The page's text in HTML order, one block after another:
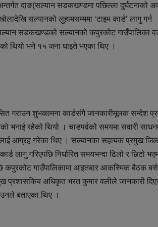
अन्तर्गत दाङ(सल्यान सडकखण्डमा पछिल्ला दुर्घटनाको
सल्यानको लुहामसम्ममा ‘टाइम कार्ड’ लागु गर्न
सडकखण्डको सल्यानको कपुरकोट गाउँपालिका
थियो भने १५ जना घाइते भएका थिए ।
गराउन शुभकामना कार्डसंगै जानकारीमूलक सन्देश
भनाई रहेको थियो । चाडपर्वको समयमा सवारी
आग्रह गरेका थिए । सल्यानका सहायक प्रमुख
लागु गरिएपछि निर्धारित समयभन्दा ढिलो र छिटो
कपुरकोट गाउँपालिकामा आइतबार आकस्मिक बैठक
प्रशासकिय अधिकृत भरत कुमार वलीले जानकारी
बताएका थिए ।